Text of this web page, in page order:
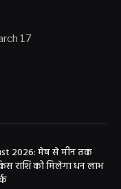
2026: मेष से मीन तक
राशि को मिलेगा धन लाभ